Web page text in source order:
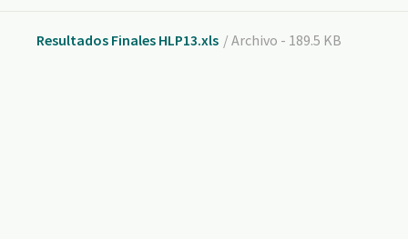
Resultados Finales HLP13.xls / Archivo - 189.5 KB